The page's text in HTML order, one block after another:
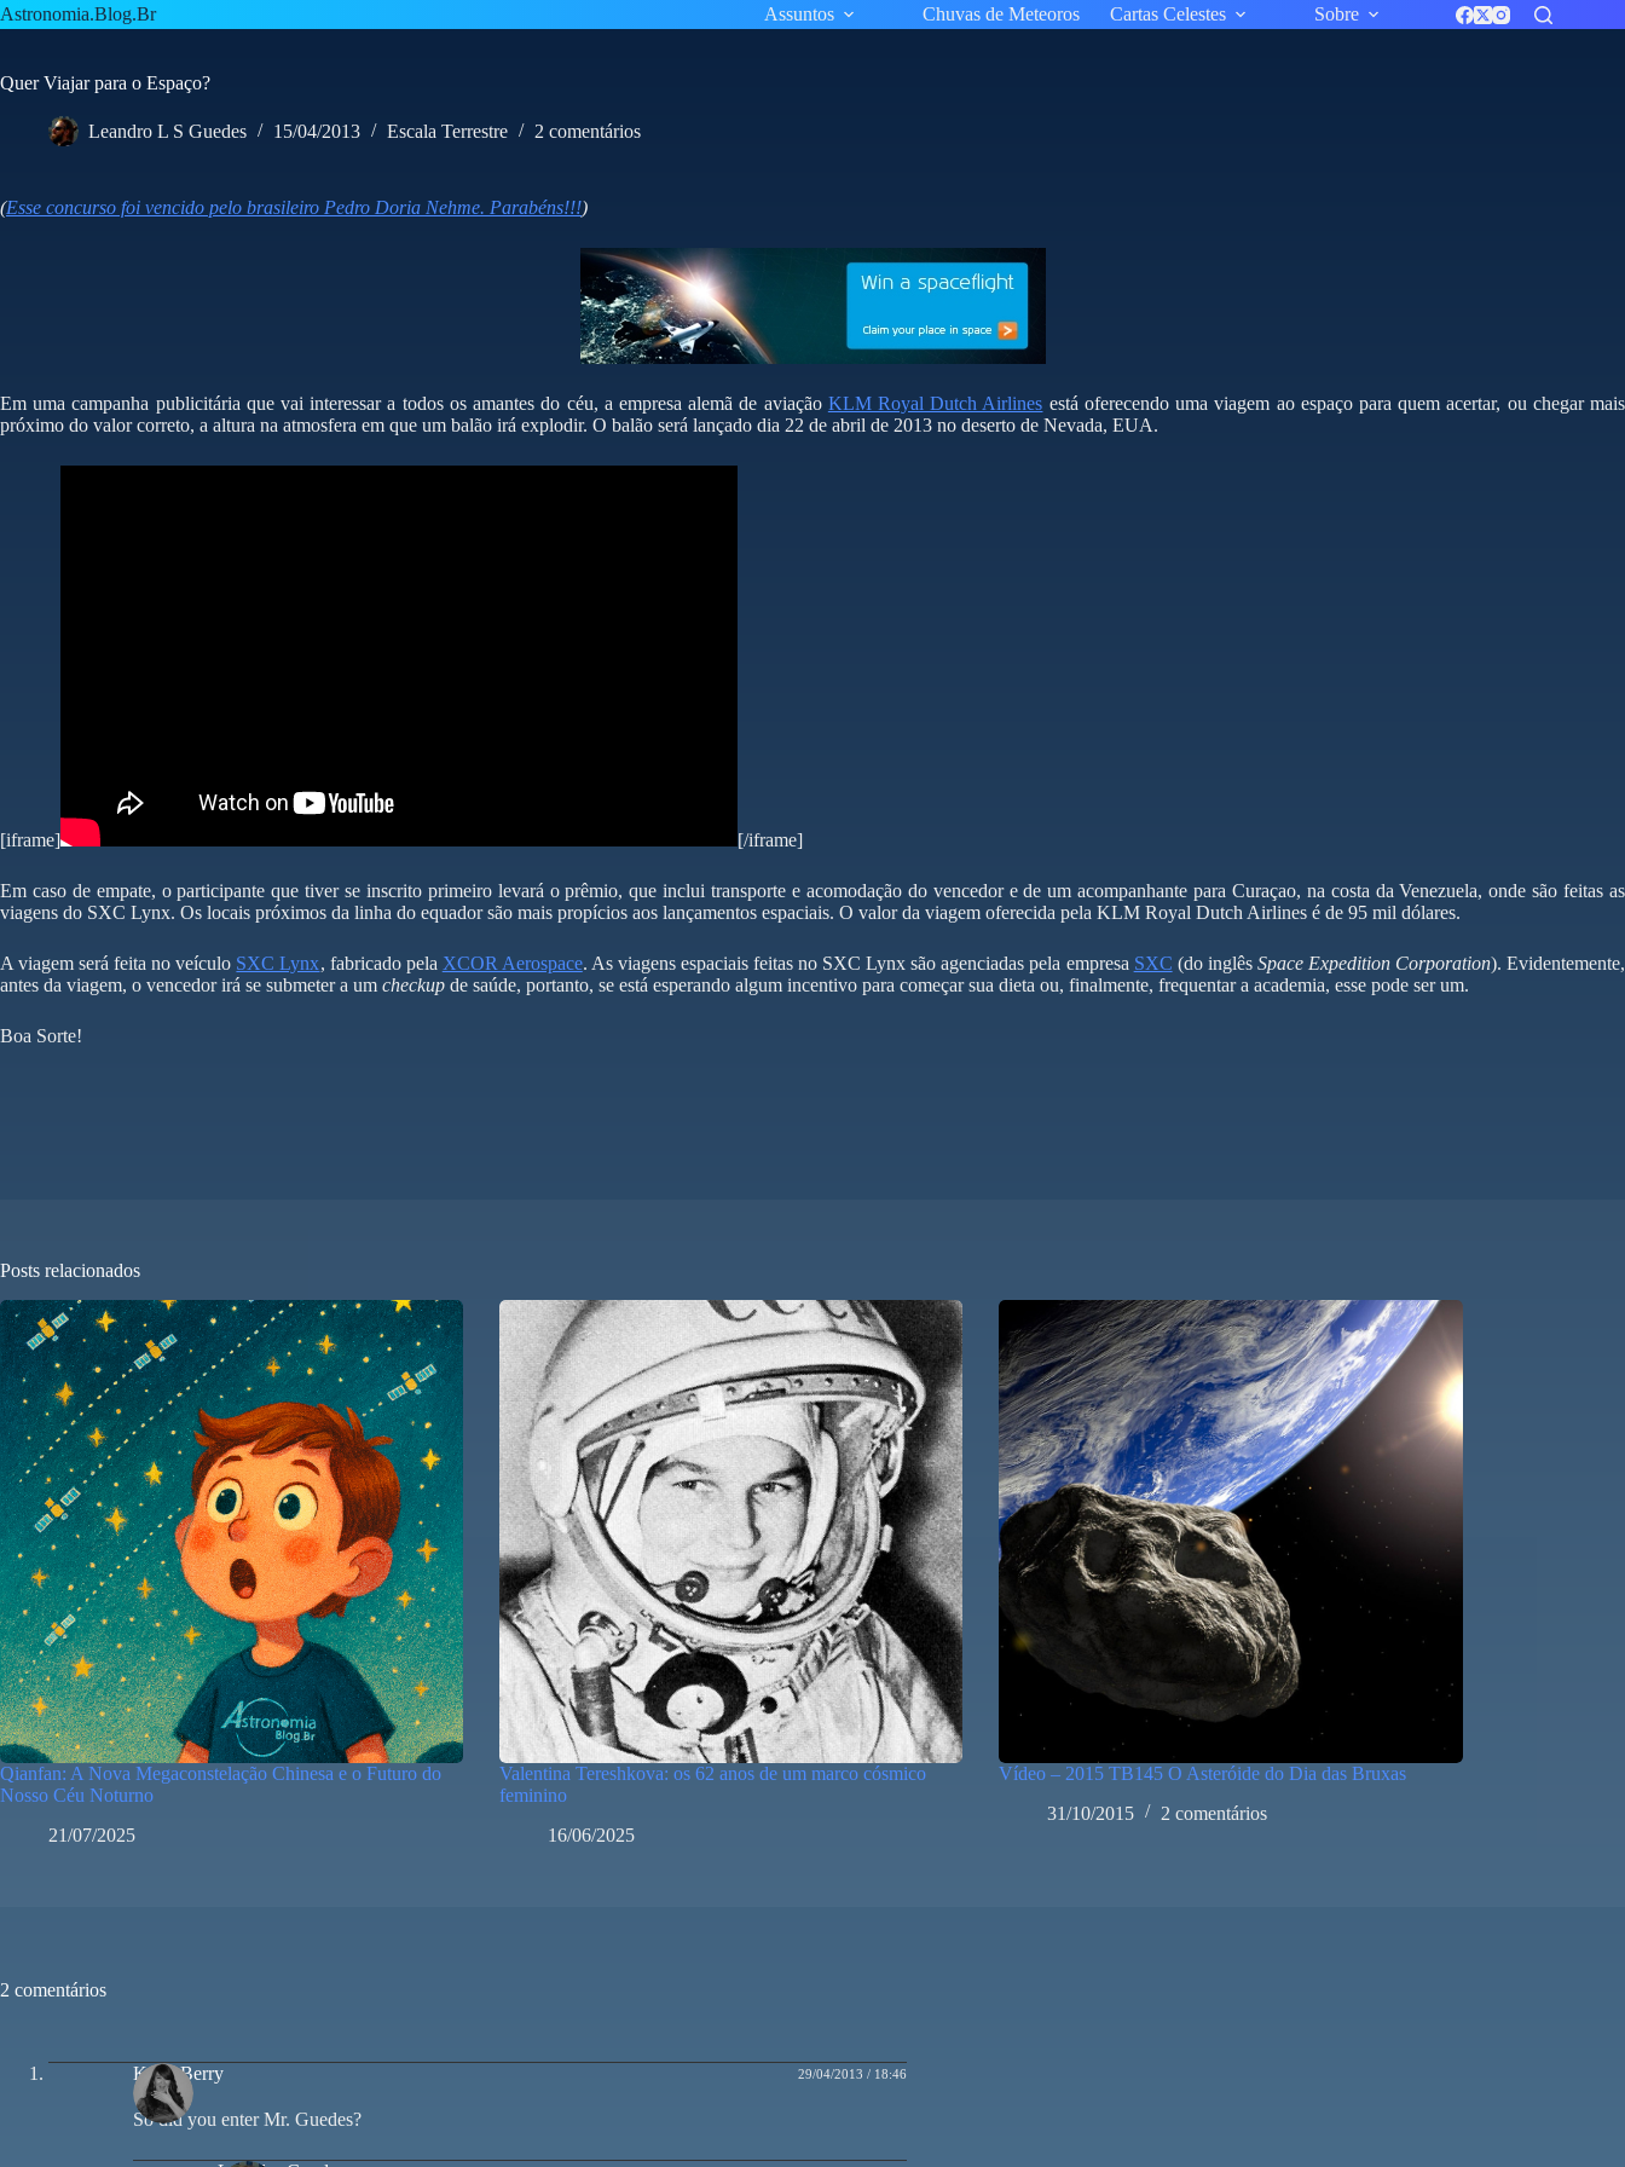
Pular
para
conteúdo
Astronomia.Blog.Br Assuntos Chuvas de Meteoros Cartas Celestes Sobre
Quer Viajar para o Espaço?
Leandro L S Guedes 15/04/2013 Escala Terrestre 2 comentários
(Esse concurso foi vencido pelo brasileiro Pedro Doria Nehme. Parabéns!!!)
Em uma campanha publicitária que vai interessar a todos os amantes do céu, a empresa alemã de aviação KLM Royal Dutch Airlines está oferecendo uma viagem ao espaço para quem acertar, ou chegar mais
próximo do valor correto, a altura na atmosfera em que um balão irá explodir. O balão será lançado dia 22 de abril de 2013 no deserto de Nevada, EUA.
[iframe] [/iframe]
Em caso de empate, o participante que tiver se inscrito primeiro levará o prêmio, que inclui transporte e acomodação do vencedor e de um acompanhante para Curaçao, na costa da Venezuela, onde são feitas as
viagens do SXC Lynx. Os locais próximos da linha do equador são mais propícios aos lançamentos espaciais. O valor da viagem oferecida pela KLM Royal Dutch Airlines é de 95 mil dólares.
A viagem será feita no veículo SXC Lynx, fabricado pela XCOR Aerospace. As viagens espaciais feitas no SXC Lynx são agenciadas pela empresa SXC (do inglês Space Expedition Corporation). Evidentemente,
antes da viagem, o vencedor irá se submeter a um checkup de saúde, portanto, se está esperando algum incentivo para começar sua dieta ou, finalmente, frequentar a academia, esse pode ser um.
Boa Sorte!
Posts relacionados
Qianfan: A Nova Megaconstelação Chinesa e o Futuro do
Nosso Céu Noturno
21/07/2025
Valentina Tereshkova: os 62 anos de um marco cósmico
feminino
16/06/2025
Vídeo – 2015 TB145 O Asteróide do Dia das Bruxas
31/10/2015
2 comentários
2 comentários
Kelly Berry 29/04/2013 / 18:46
So did you enter Mr. Guedes?